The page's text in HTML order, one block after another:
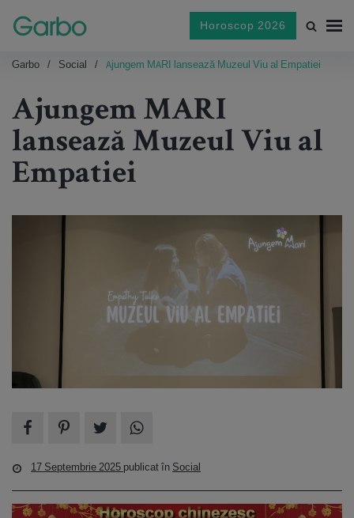
Horoscop 2026
Garbo Social Ajungem MARI lansează Muzeul Viu al Empatiei
Ajungem MARI
lansează Muzeul Viu al
Empatiei
17 Septembrie 2025 publicat în Social